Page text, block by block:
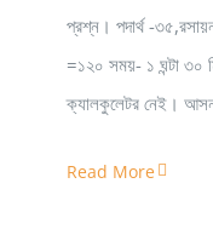
প্রশ্ন। পদার্থ -
=১২০ সময়- ১ ঘন্টা ৩০
ক্যালকুলেটর নেই। আসন
Read More